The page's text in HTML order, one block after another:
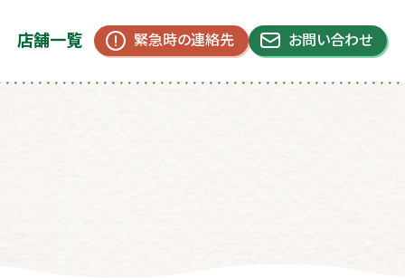
店舗一覧 緊急時の連絡先 お問い合わせ